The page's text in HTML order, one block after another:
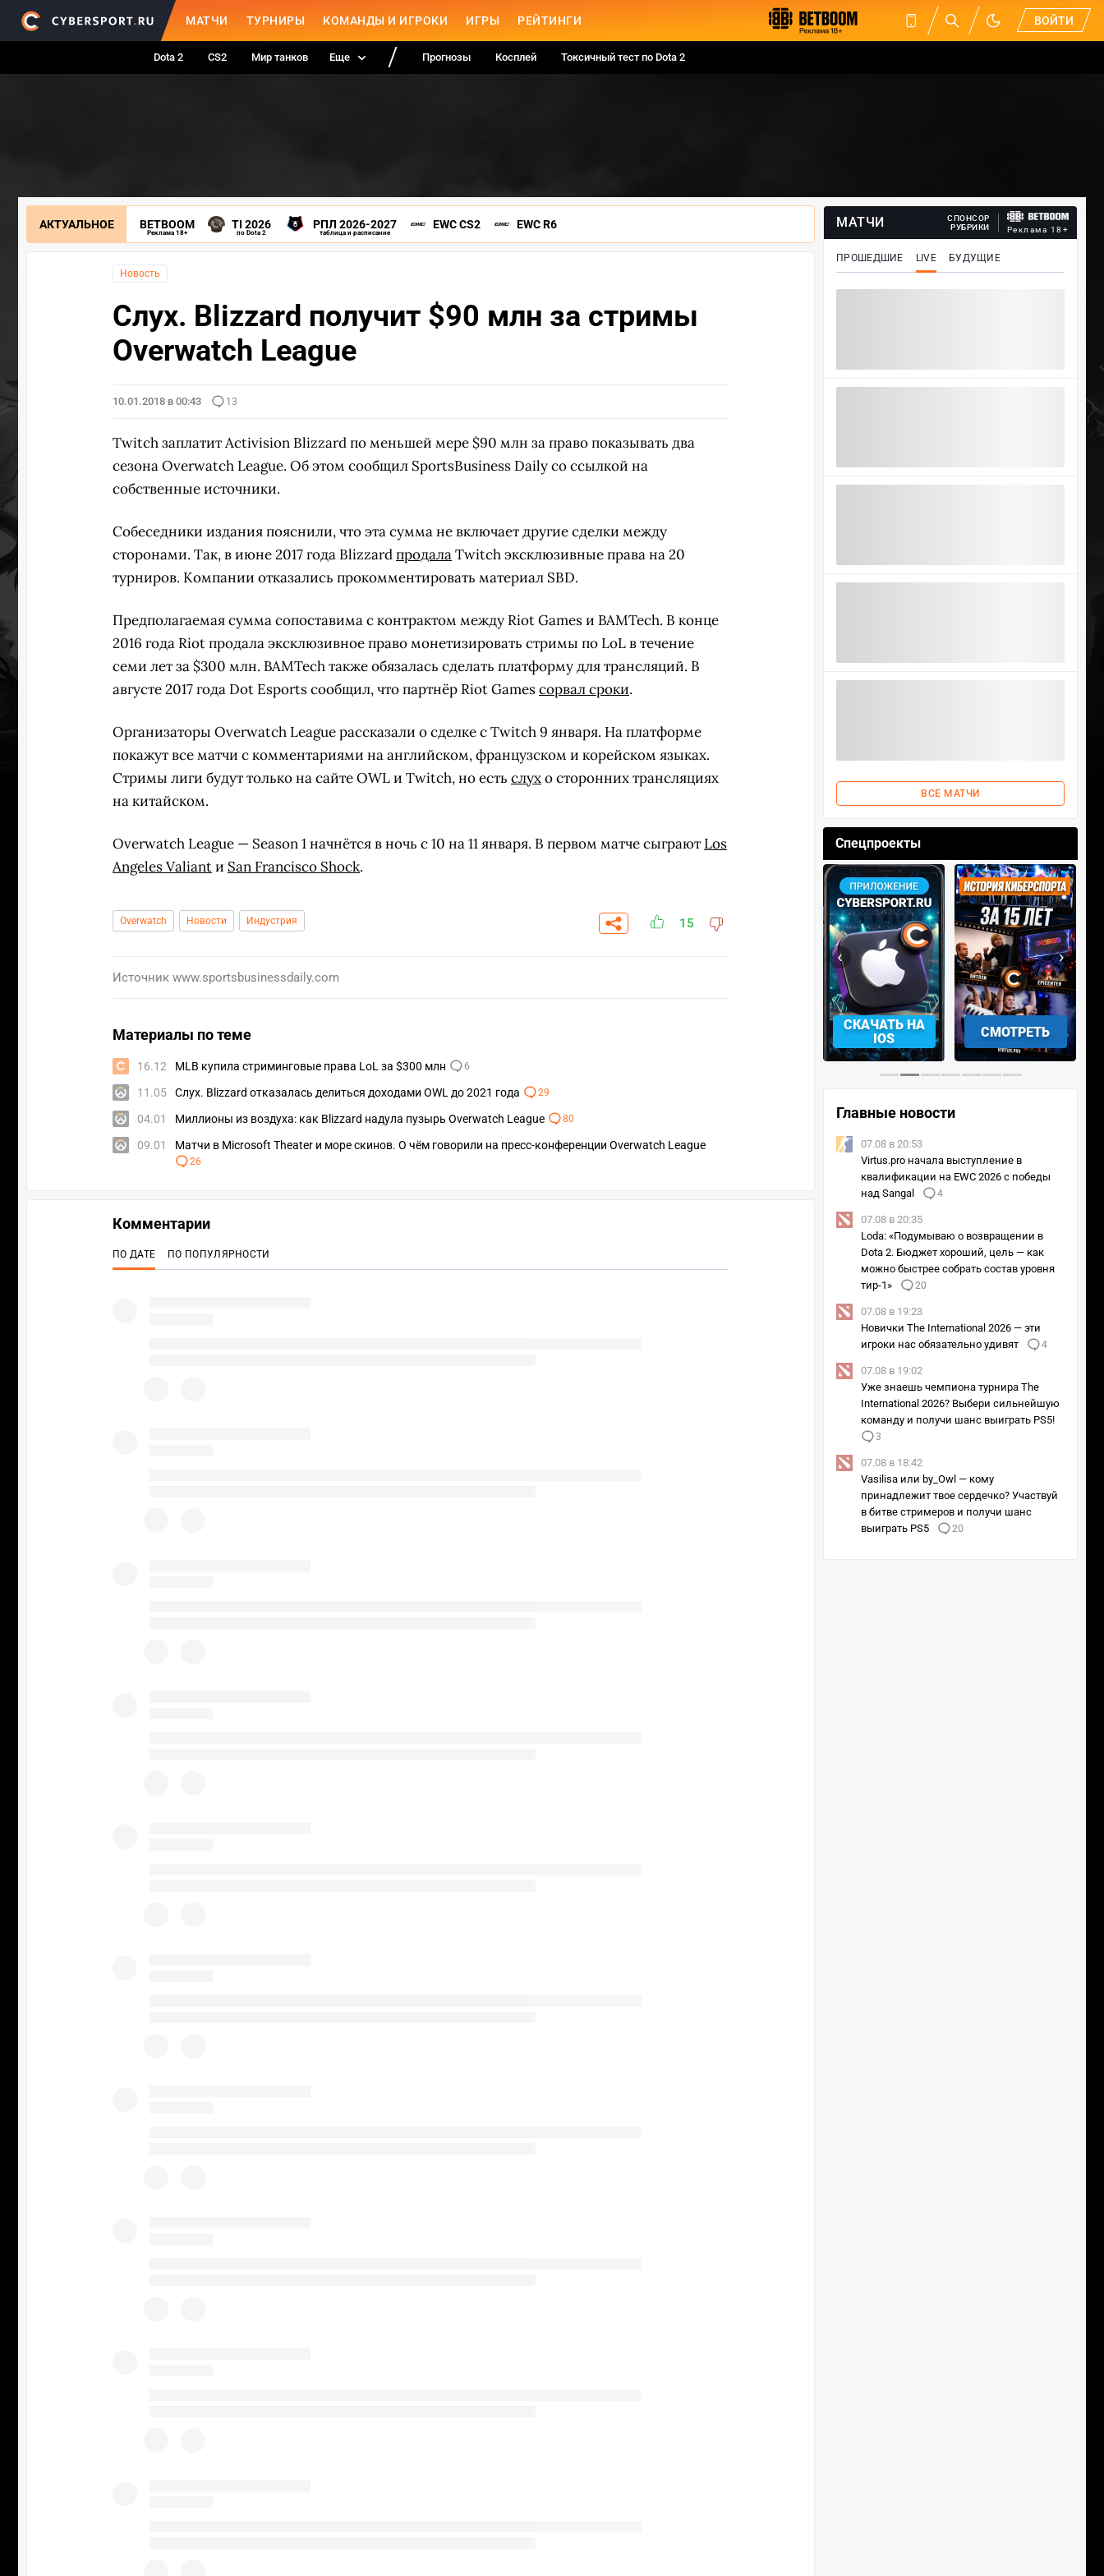
МАТЧИ ТУРНИРЫ КОМАНДЫ И ИГРОКИ ИГРЫ РЕЙТИНГИ ВОЙТИ
Dota 2 CS2 Мир танков Еще Прогнозы Косплей Токсичный тест по Dota 2
АКТУАЛЬНОЕ BETBOOM
Реклама 18+
TI 2026
по Dota 2
РПЛ 2026-2027
таблица и расписание
EWC CS2 EWC R6
Новость
Слух. Blizzard получит $90 млн за стримы
Overwatch League
10.01.2018 в 00:43 13
Twitch заплатит Activision Blizzard по меньшей мере $90 млн за право показывать два
сезона Overwatch League. Об этом сообщил SportsBusiness Daily со ссылкой на
собственные источники.
Собеседники издания пояснили, что эта сумма не включает другие сделки между
сторонами. Так, в июне 2017 года BlizzardпродалаTwitch эксклюзивные права на 20
турниров. Компании отказались прокомментировать материал SBD.
Предполагаемая сумма сопоставима с контрактом между Riot Games и BAMTech. В конце
2016 года Riot продала эксклюзивное право монетизировать стримы по LoL в течение
семи лет за $300 млн. BAMTech также обязалась сделать платформу для трансляций. В
августе 2017 года Dot Esports сообщил, что партнёр Riot Gamesсорвал сроки.
Организаторы Overwatch League рассказали о сделке с Twitch 9 января. На платформе
покажут все матчи с комментариями на английском, французском и корейском языках.
Стримы лиги будут только на сайте OWL и Twitch, но есть слухо сторонних трансляциях
на китайском.
Overwatch League — Season 1 начнётся в ночь с 10 на 11 января. В первом матче сыграют Los
Angeles Valiantи San Francisco Shock.
Overwatch Новости Индустрия 15
Источник www.sportsbusinessdaily.com
Материалы по теме
16.12 MLB купила стриминговые права LoL за $300 млн 6
11.05 Слух. Blizzard отказалась делиться доходами OWL до 2021 года 29
04.01 Миллионы из воздуха: как Blizzard надула пузырь Overwatch League 80
09.01 Матчи в Microsoft Theater и море скинов. О чём говорили на пресс-конференции Overwatch League
26
МАТЧИ
СПОНСОР
РУБРИКИ
Реклама 18+
ПРОШЕДШИЕ LIVE БУДУЩИЕ
ВСЕ МАТЧИ
Спецпроекты
СМОТРЕТЬ УЧАСТВОВАТЬ
‹ ›
Главные новости
07.08 в 20:53
Virtus.pro начала выступление в
квалификации на EWC 2026 с победы
над Sangal
4
07.08 в 20:35
Loda: «Подумываю о возвращении в
Dota 2. Бюджет хороший, цель — как
можно быстрее собрать состав уровня
тир-1»
20
07.08 в 19:23
Новички The International 2026 — эти
игроки нас обязательно удивят
4
07.08 в 19:02
Уже знаешь чемпиона турнира The
International 2026? Выбери сильнейшую
команду и получи шанс выиграть PS5!
3
07.08 в 18:42
Vasilisa или by_Owl — кому
принадлежит твое сердечко? Участвуй
в битве стримеров и получи шанс
выиграть PS5
20
Комментарии
ПО ДАТЕ ПО ПОПУЛЯРНОСТИ